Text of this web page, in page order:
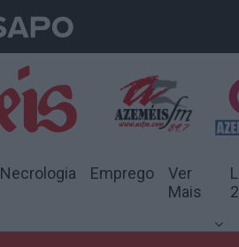
Necrologia Emprego
Ver
Mais